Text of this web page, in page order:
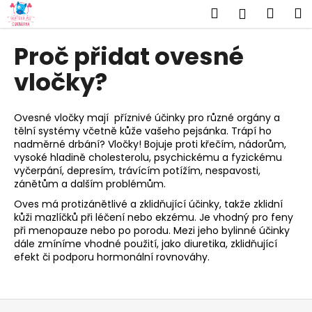
Přejít
na
obsah
Hledat
Proč přidat ovesné
vločky?
Ovesné vločky mají příznivé účinky pro různé orgány a
tělní systémy včetně kůže vašeho pejsánka. Trápí ho
nadměrné drbání? Vločky! Bojuje proti křečím, nádorům,
vysoké hladině cholesterolu, psychickému a fyzickému
vyčerpání, depresím, trávícím potížím, nespavosti,
zánětům a dalším problémům.
Oves má protizánětlivé a zklidňující účinky, takže zklidní
kůži mazlíčků při léčení nebo ekzému. Je vhodný pro feny
při menopauze nebo po porodu. Mezi jeho bylinné účinky
dále zmíníme vhodné použití, jako diuretika, zklidňující
efekt či podporu hormonální rovnováhy.
K
o
C
o
p
o
t
ř
e
b
u
j
e
e
Z